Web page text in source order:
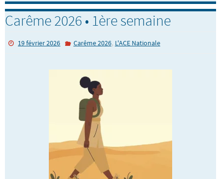
Carême 2026 • 1ère semaine
19 février 2026 Carême 2026, L'ACE Nationale